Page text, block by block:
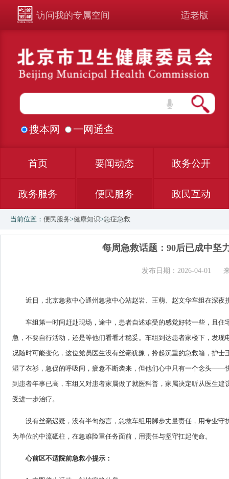
访问我的专属空间 适老版
搜本网 一网通查
首页 要闻动态 政务公开
政务服务 便民服务 政民互动
当前位置： 便民服务>健康知识>急症急救
每周急救话题：90后已成中坚
发布日期：2026-04-01
近日，北京急救中心通州急救中心站赵岩、王萌、赵文华车组在深
车组第一时间赶赴现场，途中，患者自述难受的感觉好转一些，且
急，不要自行活动，还是等他们看看才稳妥。车组到达患者家楼下，发
况随时可能变化，这位党员医生没有丝毫犹豫，拎起沉重的急救箱，护
湿了衣衫，急促的呼吸间，疲惫不断袭来，但他们心中只有一个念头——
到患者年事已高，车组又对患者家属做了就医科普，家属决定听从医生
受进一步治疗。
没有丝毫迟疑，没有半句怨言，急救车组用脚步丈量责任，用专业
为单位的中流砥柱，在急难险重任务面前，用责任与坚守扛起使命。
心前区不适院前急救小提示：